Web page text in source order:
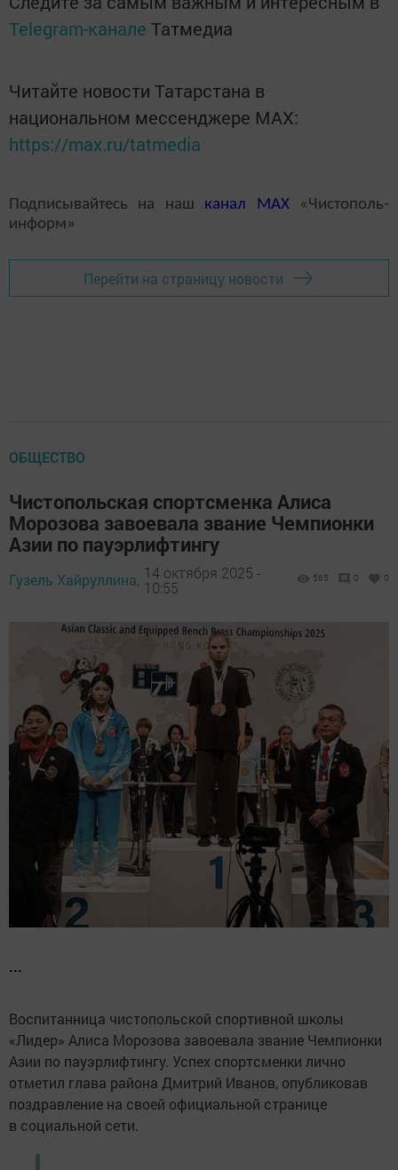
Telegram-канале Татмедиа
Читайте новости Татарстана в
национальном мессенджере MАХ:
https://max.ru/tatmedia
Подписывайтесь на наш канал MAX«Чистополь-
информ»
Перейти на страницу новости
ОБЩЕСТВО
Чистопольская спортсменка Алиса
Морозова завоевала звание Чемпионки
Азии по пауэрлифтингу
Гузель Хайруллина, 14 октября 2025 -
10:55
565 0 0
...
Воспитанница чистопольской спортивной школы
«Лидер» Алиса Морозова завоевала звание Чемпионки
Азии по пауэрлифтингу. Успех спортсменки лично
отметил глава района Дмитрий Иванов, опубликовав
поздравление на своей официальной странице
в социальной сети.